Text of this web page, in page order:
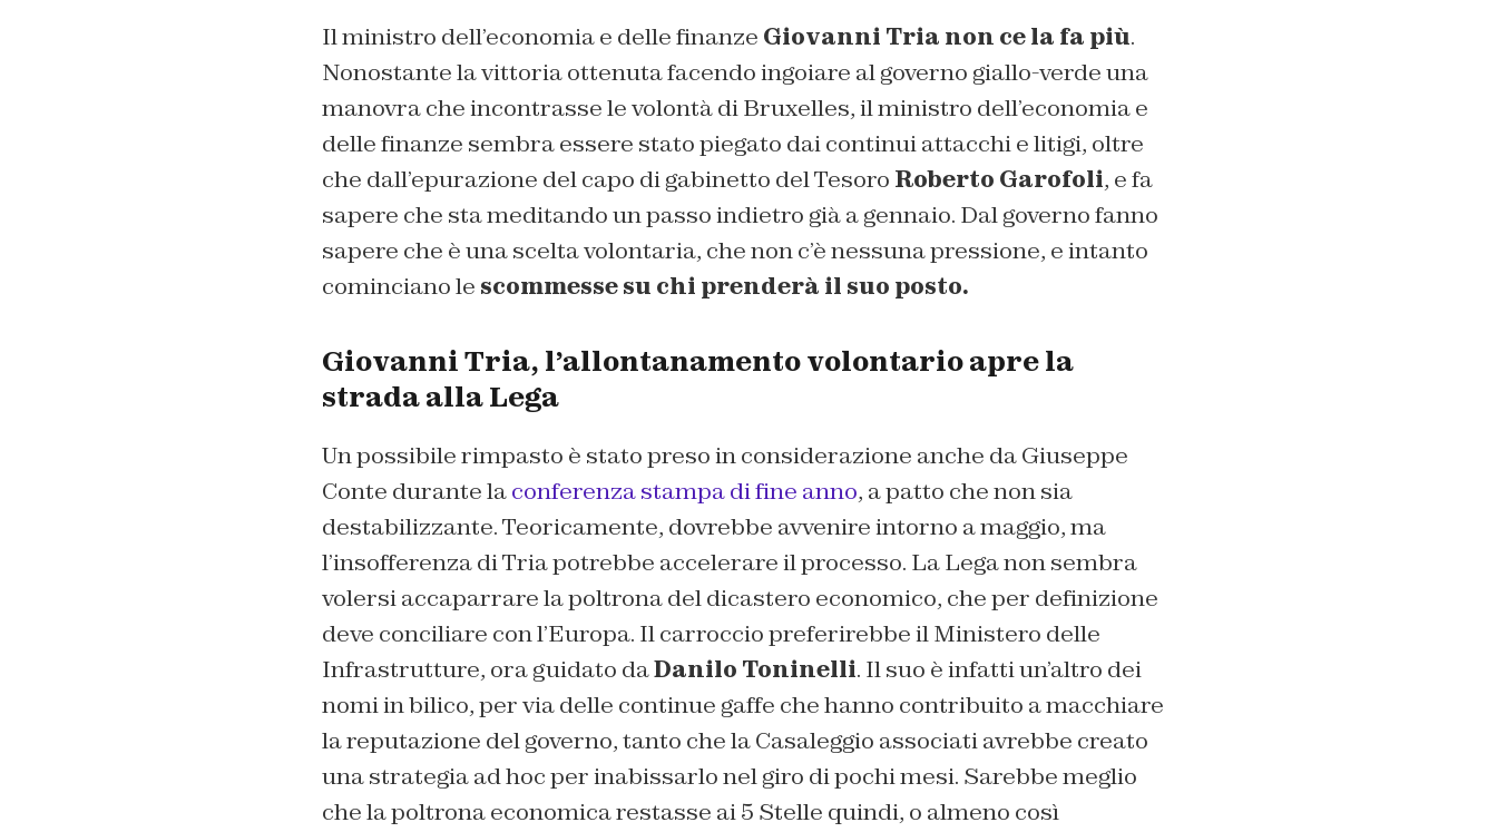
Il ministro dell’economia e delle finanze Giovanni Tria non ce la fa più.
Nonostante la vittoria ottenuta facendo ingoiare al governo giallo-verde una
manovra che incontrasse le volontà di Bruxelles, il ministro dell’economia e
delle finanze sembra essere stato piegato dai continui attacchi e litigi, oltre
che dall’epurazione del capo di gabinetto del Tesoro Roberto Garofoli, e fa
sapere che sta meditando un passo indietro già a gennaio. Dal governo fanno
sapere che è una scelta volontaria, che non c’è nessuna pressione, e intanto
cominciano le scommesse su chi prenderà il suo posto.
Giovanni Tria, l’allontanamento volontario apre la
strada alla Lega
Un possibile rimpasto è stato preso in considerazione anche da Giuseppe
Conte durante laconferenza stampa di fine anno, a patto che non sia
destabilizzante. Teoricamente, dovrebbe avvenire intorno a maggio, ma
l’insofferenza di Tria potrebbe accelerare il processo. La Lega non sembra
volersi accaparrare la poltrona del dicastero economico, che per definizione
deve conciliare con l’Europa. Il carroccio preferirebbe il Ministero delle
Infrastrutture, ora guidato daDanilo Toninelli. Il suo è infatti un’altro dei
nomi in bilico, per via delle continue gaffe che hanno contribuito a macchiare
la reputazione del governo, tanto che la Casaleggio associati avrebbe creato
una strategia ad hoc per inabissarlo nel giro di pochi mesi. Sarebbe meglio
che la poltrona economica restasse ai 5 Stelle quindi, o almeno così